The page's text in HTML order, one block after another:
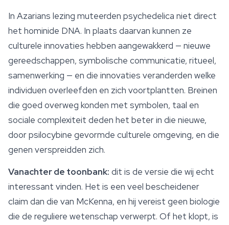
In Azarians lezing muteerden psychedelica niet direct
het hominide DNA. In plaats daarvan kunnen ze
culturele innovaties hebben aangewakkerd — nieuwe
gereedschappen, symbolische communicatie, ritueel,
samenwerking — en die innovaties veranderden welke
individuen overleefden en zich voortplantten. Breinen
die goed overweg konden met symbolen, taal en
sociale complexiteit deden het beter in die nieuwe,
door psilocybine gevormde culturele omgeving, en die
genen verspreidden zich.
Vanachter de toonbank: dit is de versie die wij echt
interessant vinden. Het is een veel bescheidener
claim dan die van McKenna, en hij vereist geen biologie
die de reguliere wetenschap verwerpt. Of het klopt, is